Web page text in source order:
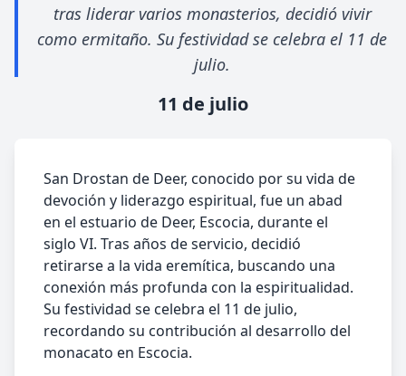
tras liderar varios monasterios, decidió vivir
como ermitaño. Su festividad se celebra el 11 de
julio.
11 de julio
San Drostan de Deer, conocido por su vida de
devoción y liderazgo espiritual, fue un abad
en el estuario de Deer, Escocia, durante el
siglo VI. Tras años de servicio, decidió
retirarse a la vida eremítica, buscando una
conexión más profunda con la espiritualidad.
Su festividad se celebra el 11 de julio,
recordando su contribución al desarrollo del
monacato en Escocia.